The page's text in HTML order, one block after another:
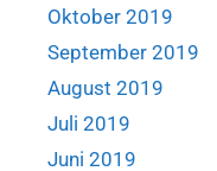
Oktober 2019
September 2019
August 2019
Juli 2019
Juni 2019